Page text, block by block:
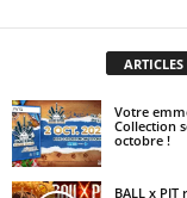
Votre
Collection
octobre !
BALL x